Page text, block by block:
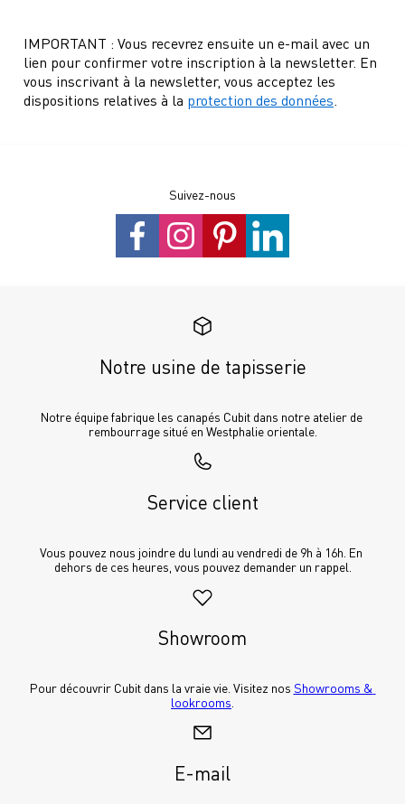
IMPORTANT : Vous recevrez ensuite un e-mail avec un
lien pour confirmer votre inscription à la newsletter. En
vous inscrivant à la newsletter, vous acceptez les
dispositions relatives à la protection des données
Suivez-nous
Notre usine de tapisserie
Notre équipe fabrique les canapés Cubit dans notre atelier de
rembourrage situé en Westphalie orientale.
Service client
Vous pouvez nous joindre du lundi au vendredi de 9h à 16h. En
dehors de ces heures, vous pouvez demander un rappel.
Showroom
Pour découvrir Cubit dans la vraie vie. Visitez nos Showrooms &
lookrooms
E-mail